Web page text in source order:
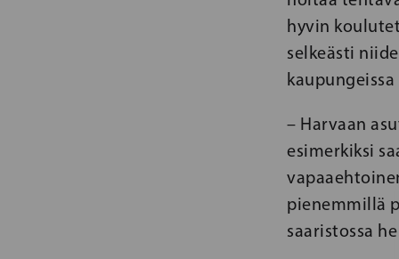
hyvin
selkeästi
– Harvaan
esimerkiksi
pienemmillä
saaristossa